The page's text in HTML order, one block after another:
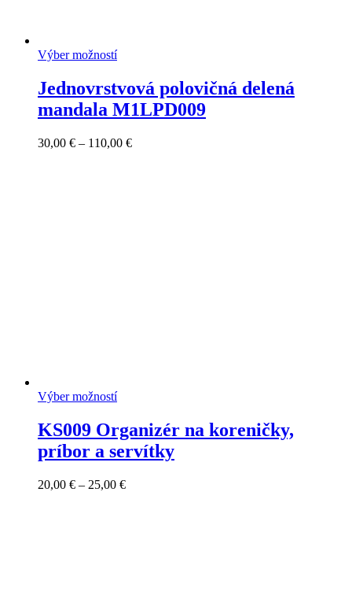
Výber možností
Jednovrstvová polovičná delená
mandala M1LPD009
30,00 € – 110,00 €Price
Výber možností
KS009 Organizér na koreničky,
príbor a servítky
20,00 € – 25,00 €Price